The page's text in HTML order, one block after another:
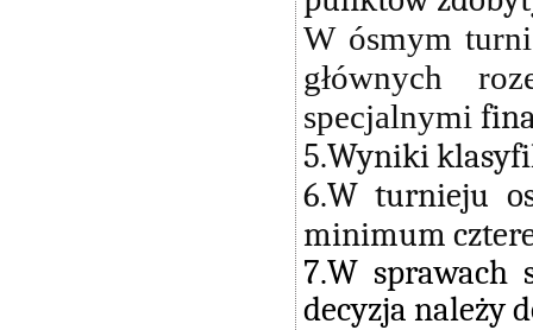
W ósmym
głównych
specjalnymi
5.Wyniki
6.W turnieju
minimum
7.W sprawach
decyzja należy